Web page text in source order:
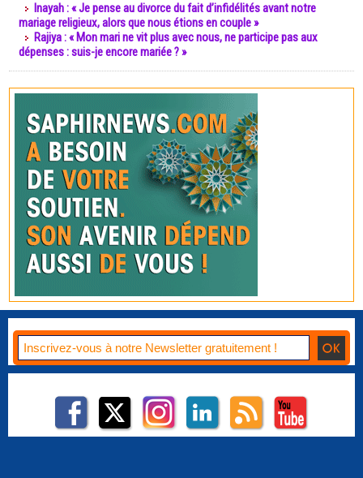
Inayah : « Je pense au divorce du fait d’infidélités avant notre
mariage religieux, alors que nous étions en couple »
Rajiya : « Mon mari ne vit plus avec nous, ne participe pas aux
dépenses : suis-je encore mariée ? »